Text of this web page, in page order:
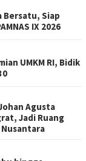
Bersatu, Siap
IX 2026
UMKM RI, Bidik
Agusta
Jadi Ruang